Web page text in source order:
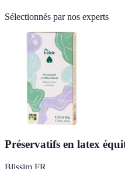
Sélectionnés par nos experts
Préservatifs en latex
Blissim FR